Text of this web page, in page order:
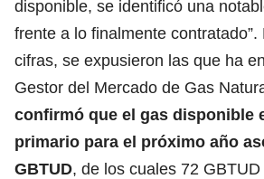
disponible, se identificó una
frente a lo finalmente contratado”.
cifras, se expusieron las que ha
Gestor del Mercado de Gas
confirmó que el gas disponible
primario para el próximo año
GBTUD, de los cuales 72